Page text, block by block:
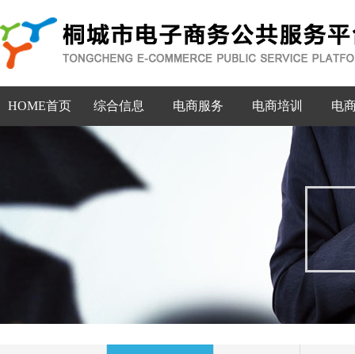
HOME首页 综合信息 电商服务 电商培训 电